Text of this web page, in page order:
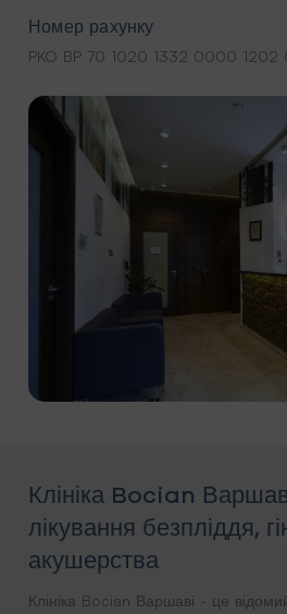
Номер рахунку
PKO BP 70 1020 1332 0000 1202
Клініка Bocian
лікування безпліддя,
акушерства
Клініка Bocian Варшаві - це